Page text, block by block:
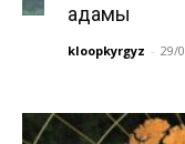
адамы
kloopkyrgyz - 29/